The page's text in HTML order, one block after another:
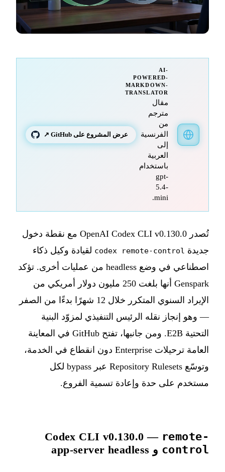
AI-
POWERED-
MARKDOWN-
TRANSLATOR
مقال
مترجم
من
الفرنسية
إلى
العربية
باستخدام
gpt-
5.4-
mini.
عرض المشروع على GitHub ↗
تُصدر OpenAI Codex CLI v0.130.0 مع نقطة دخول
جديدة codex remote-control لقيادة وكيل ذكاء
اصطناعي في وضع headless من عمليات أخرى. تؤكد
Genspark أنها بلغت 250 مليون دولار أمريكي من
الإيراد السنوي المتكرر خلال 12 شهرًا بدءًا من الصفر
— وهو إنجاز نقله الرئيس التنفيذي لمزوّد البنية
التحتية E2B. ومن جانبها، تفتح GitHub في المعاينة
العامة ترحيلات Enterprise دون انقطاع في الخدمة،
وتوسّع Repository Rulesets عبر bypass لكل
مستخدم على حدة وإعادة تسمية الفروع.
Codex CLI v0.130.0 — remote-
control و app-server headless